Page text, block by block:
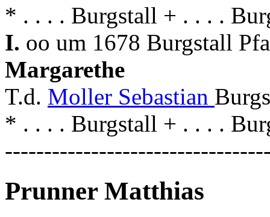
* . . . . Burgstall + . . . .
I. oo um 1678 Burgstall
Margarethe
T.d. Moller Sebastian
* . . . . Burgstall + . . . .
Prunner Matthias